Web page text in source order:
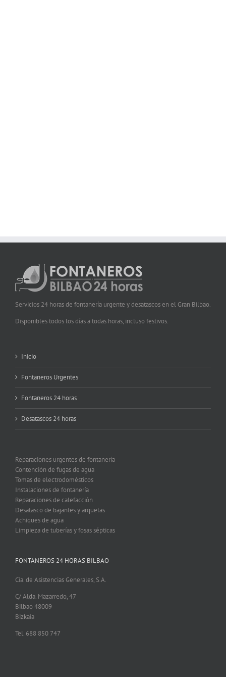
Servicios 24 horas de fontanería urgente y desatascos en el Gran Bilbao.
Disponibles todos los días a todas horas, incluso festivos.
Inicio
Fontaneros Urgentes
Fontaneros 24 horas
Desatascos 24 horas
Reparaciones urgentes de fontanería
Contención de fugas de agua
Tomas de electrodomésticos
Instalaciones de fontanería
Reparaciones de calefacción
Desatasco de bajantes y arquetas
Achiques de agua
Limpieza de tuberías y fosas sépticas
FONTANEROS 24 HORAS BILBAO
Cia. de Asistencias Generales, S.A.
C/ Alda. Mazarredo, 47
Bilbao 48009
Bizkaia
Tel. 688 850 747